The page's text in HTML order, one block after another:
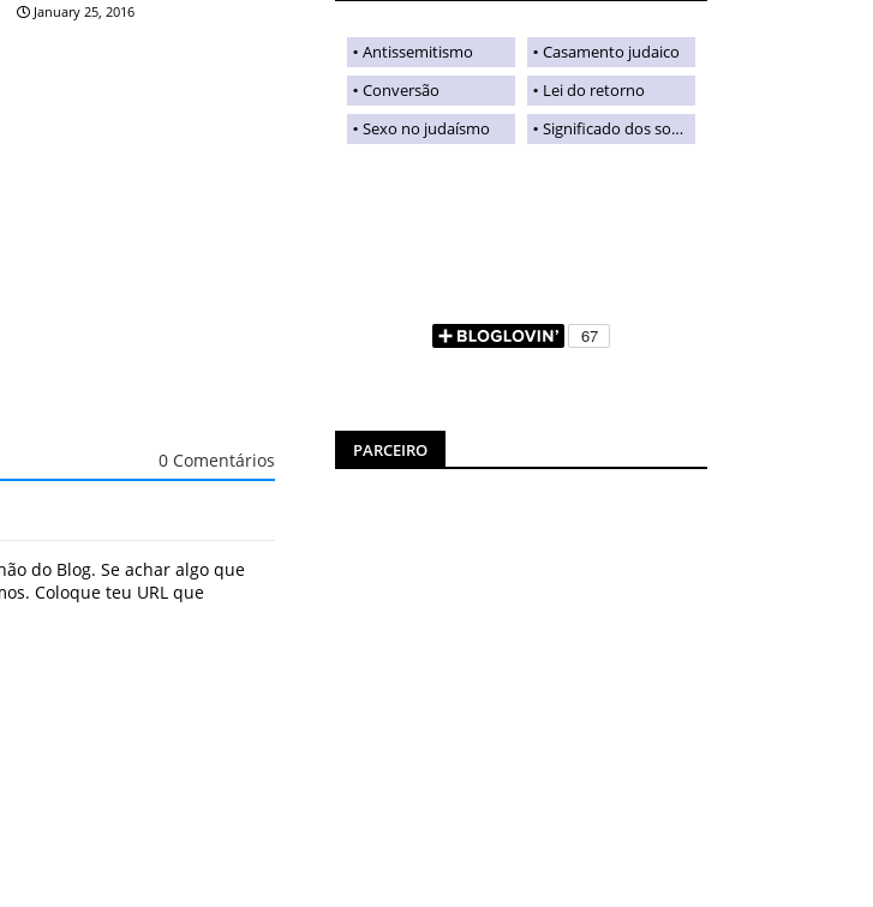
January 25, 2016
0 Comentários
do Blog. Se achar algo que
Coloque teu URL que
Antissemitismo
Casamento judaico
Conversão
Lei do retorno
Sexo no judaísmo
Significado dos sobrenomes judaicos
PARCEIRO